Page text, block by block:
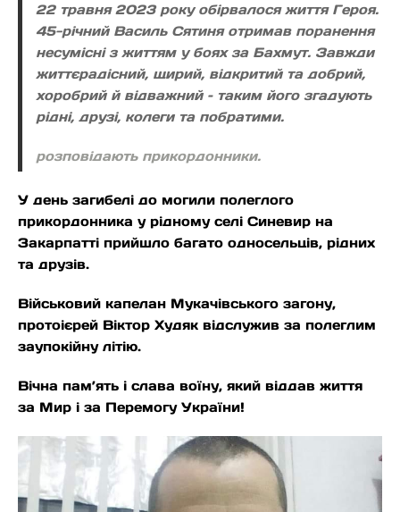
22 травня 2023 року обірвалося життя Героя.
45-річний Василь Сятиня отримав поранення
несумісні з життям у боях за Бахмут. Завжди
життєрадісний, щирий, відкритий та добрий,
хоробрий й відважний – таким його згадують
рідні, друзі, колеги та побратими.
розповідають прикордонники.
У день загибелі до могили полеглого
прикордонника у рідному селі Синевир на
Закарпатті прийшло багато односельців, рідних
та друзів.
Військовий капелан Мукачівського загону,
протоієрей Віктор Худяк відслужив за полеглим
заупокійну літію.
Вічна пам’ять і слава воїну, який віддав життя
за Мир і за Перемогу України!